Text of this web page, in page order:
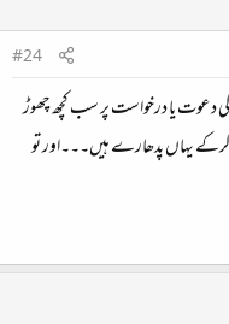
#24
کی دعوت یا درخواست پر سب کچھ چھوڑ
کرکے یہاں پدھارے ہیں۔۔۔اور تو